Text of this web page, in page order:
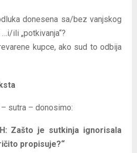
donesena sa/bez vanjskog
ili „potkivanja“?
kupce, ako sud to odbija
sutra – donosimo:
Zašto je sutkinja ignorisala
propisuje?“